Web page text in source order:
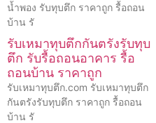
น้ำพอง รับทุบตึก ราคาถูก รื้อถอน
บ้าน รั
รับเหมาทุบตึกกันตรังรับทุบ
ตึก รับรื้อถอนอาคาร รื้อ
ถอนบ้าน ราคาถูก
รับเหมาทุบตึก.com รับเหมาทุบตึก
กันตรังรับทุบตึก ราคาถูก รื้อถอน
บ้าน รั